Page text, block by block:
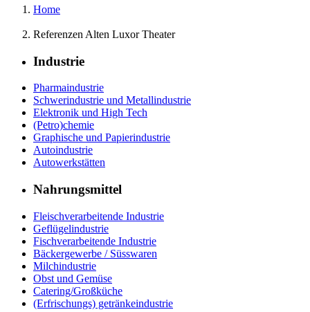
Home
Referenzen Alten Luxor Theater
Industrie
Pharmaindustrie
Schwerindustrie und Metallindustrie
Elektronik und High Tech
(Petro)chemie
Graphische und Papierindustrie
Autoindustrie
Autowerkstätten
Nahrungsmittel
Fleischverarbeitende Industrie
Geflügelindustrie
Fischverarbeitende Industrie
Bäckergewerbe / Süsswaren
Milchindustrie
Obst und Gemüse
Catering/Großküche
(Erfrischungs) getränkeindustrie